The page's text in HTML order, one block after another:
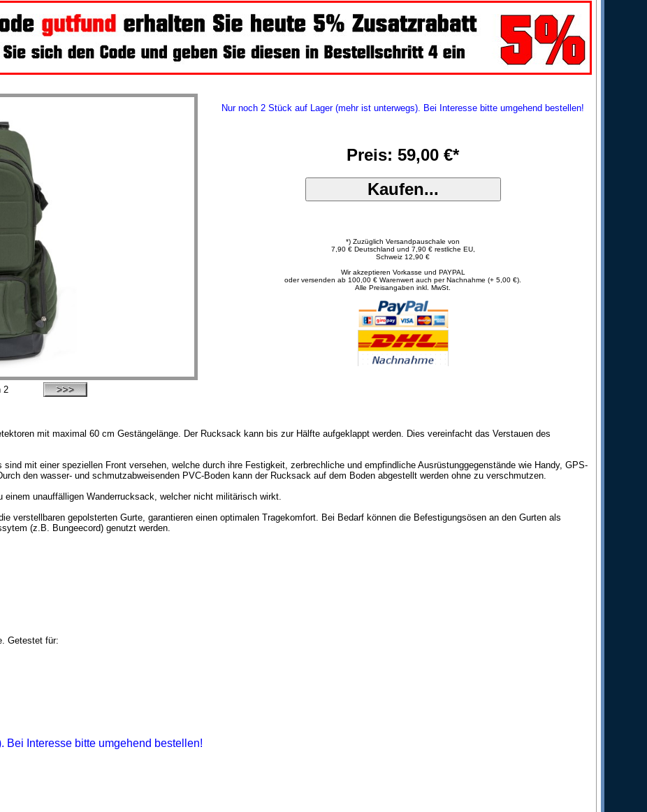
2
Nur noch 2 Stück auf Lager (mehr ist unterwegs). Bei Interesse bitte umgehend bestellen!
Preis: 59,00 €*
*) Zuzüglich Versandpauschale von
7,90 € Deutschland und 7,90 € restliche EU,
Schweiz 12,90 €
Wir akzeptieren Vorkasse und PAYPAL
oder versenden ab 100,00 € Warenwert auch per Nachnahme (+ 5,00 €).
Alle Preisangaben inkl. MwSt.
mit maximal 60 cm Gestängelänge. Der Rucksack kann bis zur Hälfte aufgeklappt werden. Dies vereinfacht das Verstauen des
mit einer speziellen Front versehen, welche durch ihre Festigkeit, zerbrechliche und empfindliche Ausrüstunggegenstände wie Handy, GPS-
den wasser- und schmutzabweisenden PVC-Boden kann der Rucksack auf dem Boden abgestellt werden ohne zu verschmutzen.
unauffälligen Wanderrucksack, welcher nicht militärisch wirkt.
verstellbaren gepolsterten Gurte, garantieren einen optimalen Tragekomfort. Bei Bedarf können die Befestigungsösen an den Gurten als
(z.B. Bungeecord) genutzt werden.
Getestet für:
Bei Interesse bitte umgehend bestellen!